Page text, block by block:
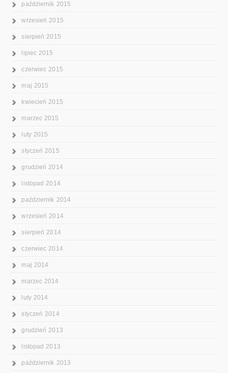
październik 2015
wrzesień 2015
sierpień 2015
lipiec 2015
czerwiec 2015
maj 2015
kwiecień 2015
marzec 2015
luty 2015
styczeń 2015
grudzień 2014
listopad 2014
październik 2014
wrzesień 2014
sierpień 2014
czerwiec 2014
maj 2014
marzec 2014
luty 2014
styczeń 2014
grudzień 2013
listopad 2013
październik 2013